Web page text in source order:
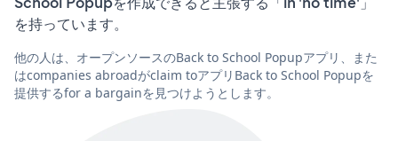
を持っています。
他の人は、オープンソースのBack to School Popupアプリ、また
はcompanies abroadがclaim toアプリBack to School Popupを
提供するfor a bargainを見つけようとします。